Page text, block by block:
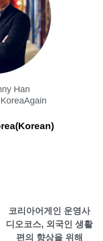
Han
코리아어게인 운영사
디오코스, 외국인 생활
편의 향상을 위해